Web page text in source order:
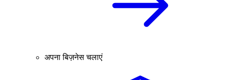
अपना बिज़नेस चलाएं